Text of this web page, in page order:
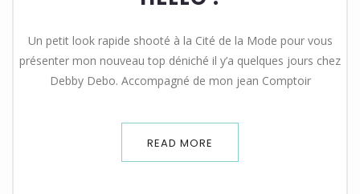
Un petit look rapide shooté à la Cité de la Mode pour vous
présenter mon nouveau top déniché il y’a quelques jours chez
Debby Debo. Accompagné de mon jean Comptoir
READ MORE